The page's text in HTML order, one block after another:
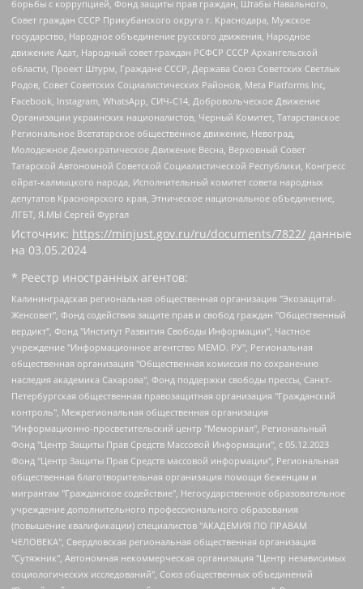
борьбы с коррупцией, Фонд защиты прав граждан, Штабы Навального,
Совет граждан СССР Прикубанского округа г. Краснодара, Мужское
государство, Народное объединение русского движения, Народное
движение Адат, Народный совет граждан РСФСР СССР Архангельской
области, Проект Штурм, Граждане СССР, Держава Союз Советских Светлых
Родов, Совет Советских Социалистических Районов, Meta Platforms Inc,
Facebook, Instagram, WhatsApp, СИЧ-С14, Добровольческое Движение
Организации украинских националистов, Черный Комитет, Татарстанское
Региональное Всетатарское общественное движение, Невоград,
Молодежное Демократическое Движение Весна, Верховный Совет
Татарской Автономной Советской Социалистической Республики, Конгресс
ойрат-калмыцкого народа, Исполнительный комитет совета народных
депутатов Красноярского края, Этническое национальное объединение,
ЛГБТ, Я.МЫ Сергей Фургал
Источник: https://minjust.gov.ru/ru/documents/7822/ данные
на 03.05.2024
* Реестр иностранных агентов:
Калининградская региональная общественная организация "Экозащита!-Женсовет", Фонд содействия защите прав и свобод граждан "Общественный вердикт", Фонд "Институт Развития Свободы Информации", Частное учреждение "Информационное агентство МЕМО. РУ", Региональная общественная организация "Общественная комиссия по сохранению наследия академика Сахарова", Фонд поддержки свободы прессы, Санкт-Петербургская общественная правозащитная организация "Гражданский контроль", Межрегиональная общественная организация "Информационно-просветительский центр "Мемориал", Региональный Фонд "Центр Защиты Прав Средств Массовой Информации", с 05.12.2023 Фонд "Центр Защиты Прав Средств массовой информации", Региональная общественная благотворительная организация помощи беженцам и мигрантам "Гражданское содействие", Негосударственное образовательное учреждение дополнительного профессионального образования (повышение квалификации) специалистов "АКАДЕМИЯ ПО ПРАВАМ ЧЕЛОВЕКА", Свердловская региональная общественная организация "Сутяжник", Автономная некоммерческая организация "Центр независимых социологических исследований", Союз общественных объединений "Российский исследовательский центр по правам человека", Региональное общественное учреждение научно-информационный центр "МЕМОРИАЛ", Некоммерческая организация "Фонд защиты гласности", Автономная некоммерческая организация "Институт прав человека", Городская общественная организация "Екатеринбургское общество "МЕМОРИАЛ", Городская общественная организация "Рязанское историко-просветительское и правозащитное общество "Мемориал" (Рязанский Мемориал), Челябинский региональный орган общественной самодеятельности – женское общественное объединение "Женщины Евразии", Челябинский региональный орган общественной самодеятельности "Уральская правозащитная группа", Фонд содействия защите здоровья и социальной справедливости имени Андрея Рылькова, Автономная Некоммерческая Организация "Аналитический Центр Юрия Левады", Автономная некоммерческая организация социальной поддержки населения "Проект Апрель", Региональная общественная организация помощи женщинам и детям, находящимся в кризисной ситуации "Информационно-методический центр "Анна", Фонд содействия развитию массовых коммуникаций и правовому просвещению "Так-так-Так", Фонд содействия устойчивому развитию "Серебряная тайга", Свердловский региональный общественный фонд социальных проектов "Новое время", "Idel.Реалии", Кавказ.Реалии, Крым.Реалии, Телеканал Настоящее Время, Татаро-башкирская служба Радио Свобода (Azatliq Radiosi), Радио Свободная Европа/Радио Свобода (PCE/PC), "Сибирь.Реалии", "Фактограф", Благотворительный фонд помощи осужденным и их семьям, Автономная некоммерческая организация "Институт глобализации и социальных движений", Фонд "В защиту прав заключенных", Частное учреждение "Центр поддержки и содействия развитию средств массовой информации", Пензенский региональный общественный благотворительный фонд "Гражданский союз", "Север.Реалии", Некоммерческая организация Фонд "Правовая инициатива", Общество с ограниченной ответственностью "Радио Свободная Европа/Радио Свобода", Чешское информационное агентство "MEDIUM-ORIENT", Красноярская региональная общественная организация "Мы против СПИДа", Камалягин Денис Николаевич, Маркелов Сергей Евгеньевич, Пономарев Лев Александрович, Савицкая Людмила Алексеевна, Автономная некоммерческая организация "Центр по работе с проблемой насилия "НАСИЛИЮ.НЕТ", Межрегиональный профессиональный союз работников здравоохранения "Альянс врачей", Юридическое лицо, зарегистрированное в Латвийской Республике, SIA "Medusa Project" (регистрационный номер 40103797863, дата регистрации 10.06.2014), Некоммерческая организация "Фонд по борьбе с коррупцией", Автономная некоммерческая организация "Институт права и публичной политики", Баданин Роман Сергеевич, Гликин Максим Александрович, Железнова Мария Михайловна, Лукьянова Юлия Сергеевна, Маетная Елизавета Витальевна, Маняхин Петр Борисович, Чуракова Ольга Владимировна, Ярош Юлия Петровна, Юридическое лицо "The Insider SIA", зарегистрированное в Риге, Латвийская Республика (дата регистрации 26.06.2015), являющееся администратором доменного имени интернет-издания "The Insider SIA", https://theins.ru, Постернак Алексей Евгеньевич, Рубин Михаил Аркадьевич, Анин Роман Александрович, Юридическое лицо Istories fonds, зарегистрированное в Латвийской Республике (регистрационный номер 50008295751, дата регистрации 24.02.2020), Великовский Дмитрий Александрович, Долинина Ирина Николаевна, Мароховская Алеся Алексеевна, Шлейнов Роман Юрьевич, Шмагун Олеся Валентиновна, Общество с ограниченной ответственностью "Альтаир 2021", Общество с ограниченной ответственностью "Вега 2021", Общество с ограниченной ответственностью "Главный редактор 2021", Общество с ограниченной ответственностью "Ромашки монолит", Важенков Артем Валерьевич, Ивановская областная общественная организация "Центр гендерных исследований", Гурман Юрий Альбертович, Медиапроект "ОВД-Инфо", Егоров Владимир Владимирович, Жилинский Владимир Александрович, Общество с ограниченной ответственностью "ЗП", Иванова София Юрьевна, Карезина Инна Павловна, Кильтау Екатерина Викторовна, Петров Алексей Викторович, Пискунов Сергей Евгеньевич, Смирнов Сергей Сергеевич, Тихонов Михаил Сергеевич, Общество с ограниченной ответственностью "ЖУРНАЛИСТ-ИНОСТРАННЫЙ АГЕНТ", Арапова Галина Юрьевна, Вольтская Татьяна Анатольевна, Американская компания "Mason G.E.S. Anonymous Foundation" (США), являющаяся владельцем интернет-издания https://mnews.world/, Компания "Stichting Bellingcat", зарегистрированная в Нидерландах (дата регистрации 11.07.2018), Захаров Андрей Вячеславович, Клепиковская Екатерина Дмитриевна, Общество с ограниченной ответственностью "МЕМО", Перл Роман Александрович, Симонов Евгений Алексеевич, Соловьева Елена Анатольевна, Сотников Даниил Владимирович, Сурначева Елизавета Дмитриевна, Автономная некоммерческая организация по защите прав человека и информированию населения "Якутия – Наше Мнение", Общество с ограниченной ответственностью "Москоу диджитал медиа", с 26.01.2023 Общество с ограниченной ответственностью "Чайка Белые сады", Ветошкина Валерия Валерьевна, Заговора Максим Александрович, Межрегиональное общественное движение "Российская ЛГБТ - сеть", Оленичев Максим Владимирович, Павлов Иван Юрьевич, Скворцова Елена Сергеевна, Общество с ограниченной ответственностью "Как бы инагент", Кочетков Игорь Викторович, Общество с ограниченной ответственностью "Честные выборы", Еланчик Олег Александрович, Общество с ограниченной ответственностью "Нобелевский призыв", Гималова Регина Эмилевна, Григорьев Андрей Валерьевич, Григорьева Алина Александровна, Ассоциация по содействию защите прав призывников, альтернативнослужащих и военнослужащих "Правозащитная группа "Гражданин.Армия.Право", Хисамова Регина Фаритовна, Автономная некоммерческая организация по реализации социально-правовых программ "Лилит", Дальневосточное общественное движение "Маяк", Санкт-Петербургская ЛГБТ-инициативная группа "Выход", Инициативная группа ЛГБТ+ "Реверс", Алексеев Андрей Викторович, Бекбулатова Таисия Львовна, Беляев Иван Михайлович, Владыкина Елена Сергеевна, Гельман Марат Александрович, Никульшина Вероника Юрьевна, Толоконникова Надежда Андреевна, Шендерович Виктор Анатольевич, Общество с ограниченной ответственностью "Данное сообщение", Общество с ограниченной ответственностью Издательский дом "Новая глава", Айнбиндер Александра Александровна, Московский комьюнити-центр для ЛГБТ+инициатив, Благотворительный фонд развития филантропии, Deutsche Welle (Германия, Kurt-Schumacher-Strasse 3, 53113 Bonn), Борзунова Мария Михайловна, Воробьев Виктор Викторович, Голубева Анна Львовна, Константинова Алла Михайловна, Малкова Ирина Владимировна, Мурадов Мурад Абдулгалимович, Осетинская Елизавета Николаевна, Понасенков Евгений Николаевич, Ганапольский Матвей Юрьевич, Киселев Евгений Алексеевич, Борухович Ирина Григорьевна, Дремин Иван Тимофеевич, Дубровский Дмитрий Викторович, Красноярская региональная общественная организация поддержки и развития альтернативных образовательных технологий и межкультурных коммуникаций "ИНТЕРРА", Маяковская Екатерина Алексеевна, Фейгин Марк Захарович, Филимонов Андрей Викторович, Дзугкоева Регина Николаевна, Доброхотов Роман Александрович, Дудь Юрий Александрович, Елкин Сергей Владимирович, Кругликов Кирилл Игоревич, Сабунаева Мария Леонидовна, Семенов Алексей Владимирович, Шаинян Карен Багратович, Шульман Екатерина Михайловна, Асафьев Артур Валерьевич, Вахштайн Виктор Семенович, Венедиктов Алексей Алексеевич, Лушникова Екатерина Евгеньевна, Волков Леонид Михайлович, Невзоров Александр Глебович, Пархоменко Сергей Борисович, Сироткин Ярослав Николаевич, Кара-Мурза Владимир Владимирович, Баранова Наталья Владимировна, Гозман Леонид Яковлевич, Кагарлицкий Борис Юльевич, Климарев Михаил Валерьевич, Милов Владимир Станиславович, Автономная некоммерческая организация Краснодарский центр современного искусства "Типография", Моргенштерн Алишер Тагирович, Соболь Любовь Эдуардовна, Общество с ограниченной ответственностью "ЛИЗА НОРМ", Каспаров Гарри Кимович, Ходорковский Михаил Борисович, Общество с ограниченной ответственностью "Апрельские тезисы", Данилович Ирина Брониславовна, Кашин Олег Владимирович, Петров Николай Владимирович, Пивоваров Алексей Владимирович, Соколов Михаил Владимирович, Цветкова Юлия Владимировна, Чичваркин Евгений Александрович, Комитет против пыток/Команда против пыток, Общество с ограниченной ответственностью "Первый научный", Общество с ограниченной ответственностью "Вертолет и ко", Белоцерковская Вероника Борисовна, Кац Максим Евгеньевич, Лазарева Татьяна Юрьевна, Шаведдинов Руслан Табризович, Яшин Илья Валерьевич, Общество с ограниченной ответственностью "Иноагент ААВ", Алешковский Дмитрий Петрович, Альбац Евгения Марковна, Быков Дмитрий Львович, Галямина Юлия Евгеньевна, Лойко Сергей Леонидович, Мартынов Кирилл Константинович, Медведев Сергей Александрович, Крашенинников Федор Геннадиевич, Гордеева Катерина Вл